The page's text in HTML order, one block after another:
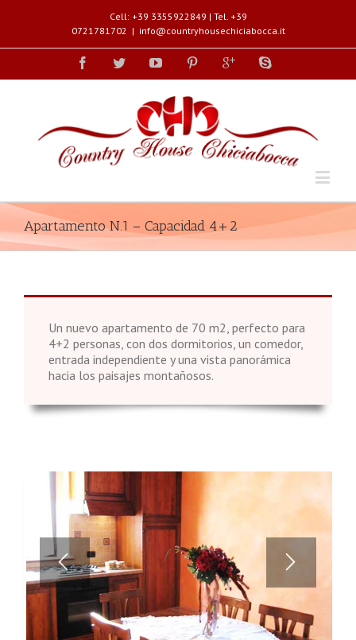
Cell: +39 3355922849 | Tel. +39
0721781702 | info@countryhousechiciabocca.it
Apartamento N.1 – Capacidad 4+2
Un nuevo apartamento de 70 m2, perfecto para
4+2 personas, con dos dormitorios, un comedor,
entrada independiente y una vista panorámica
hacia los paisajes montañosos.